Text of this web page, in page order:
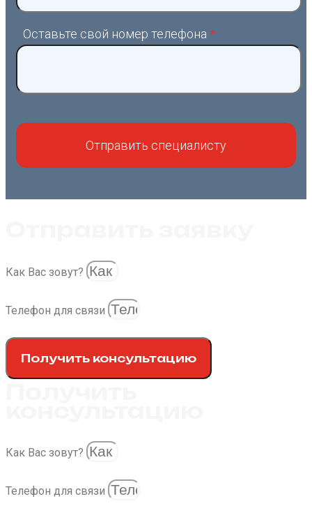
Оставьте свой номер телефона *
Как Вас зовут?
Телефон для связи
Получить консультацию
Как Вас зовут?
Телефон для связи